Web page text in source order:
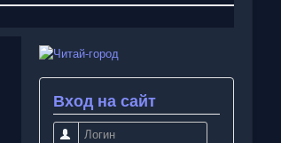
Вход на сайт
Логин